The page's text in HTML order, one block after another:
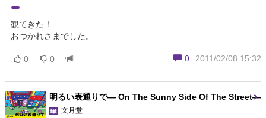
観てきた！
おつかれさまでした。
0 2011/02/08 15:32
0 0
明るい表通りで― On The Sunny Side Of The Street―
文月堂